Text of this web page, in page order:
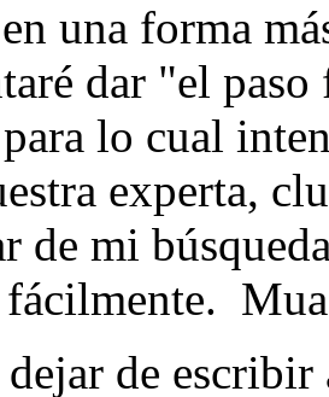
una forma
dar "el
lo cual
experta,
de mi
de